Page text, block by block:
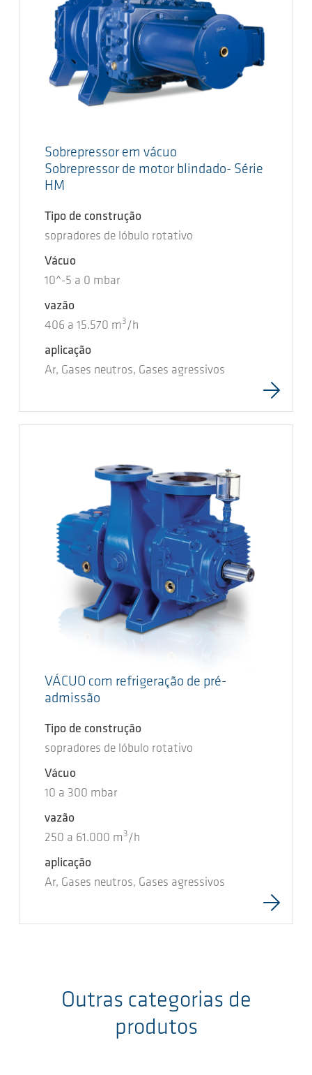
Sobrepressor em vácuo
Sobrepressor de motor blindado- Série
HM
Tipo de construção
sopradores de lóbulo rotativo
Vácuo
10^-5 a 0 mbar
vazão
406 a 15.570 m 3 /h
aplicação
Ar, Gases neutros, Gases agressivos
VÁCUO com refrigeração de pré-
admissão
Tipo de construção
sopradores de lóbulo rotativo
Vácuo
10 a 300 mbar
vazão
250 a 61.000 m 3 /h
aplicação
Ar, Gases neutros, Gases agressivos
Outras categorias de
produtos